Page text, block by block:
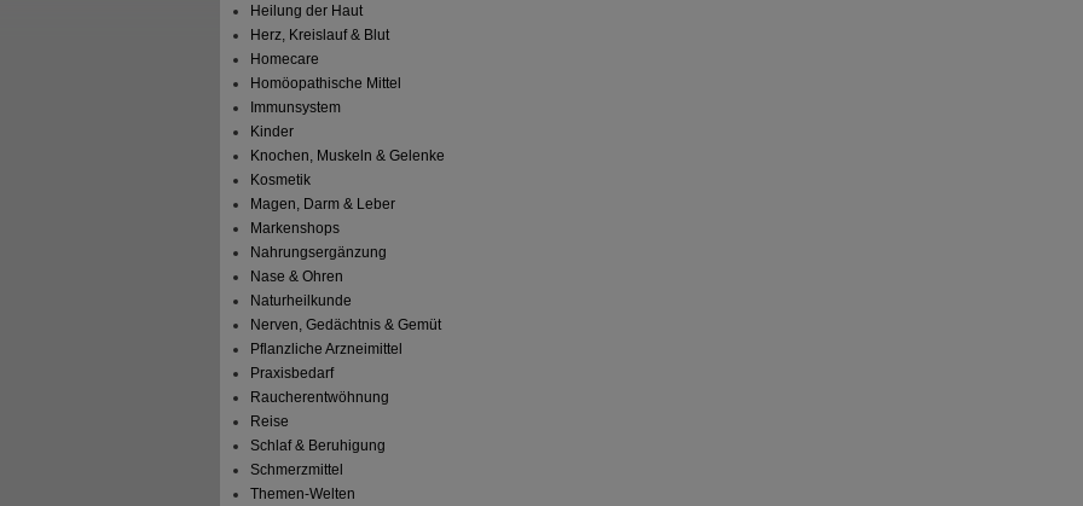
Heilung der Haut
Herz, Kreislauf & Blut
Homecare
Homöopathische Mittel
Immunsystem
Kinder
Knochen, Muskeln & Gelenke
Kosmetik
Magen, Darm & Leber
Markenshops
Nahrungsergänzung
Nase & Ohren
Naturheilkunde
Nerven, Gedächtnis & Gemüt
Pflanzliche Arzneimittel
Praxisbedarf
Raucherentwöhnung
Reise
Schlaf & Beruhigung
Schmerzmittel
Themen-Welten